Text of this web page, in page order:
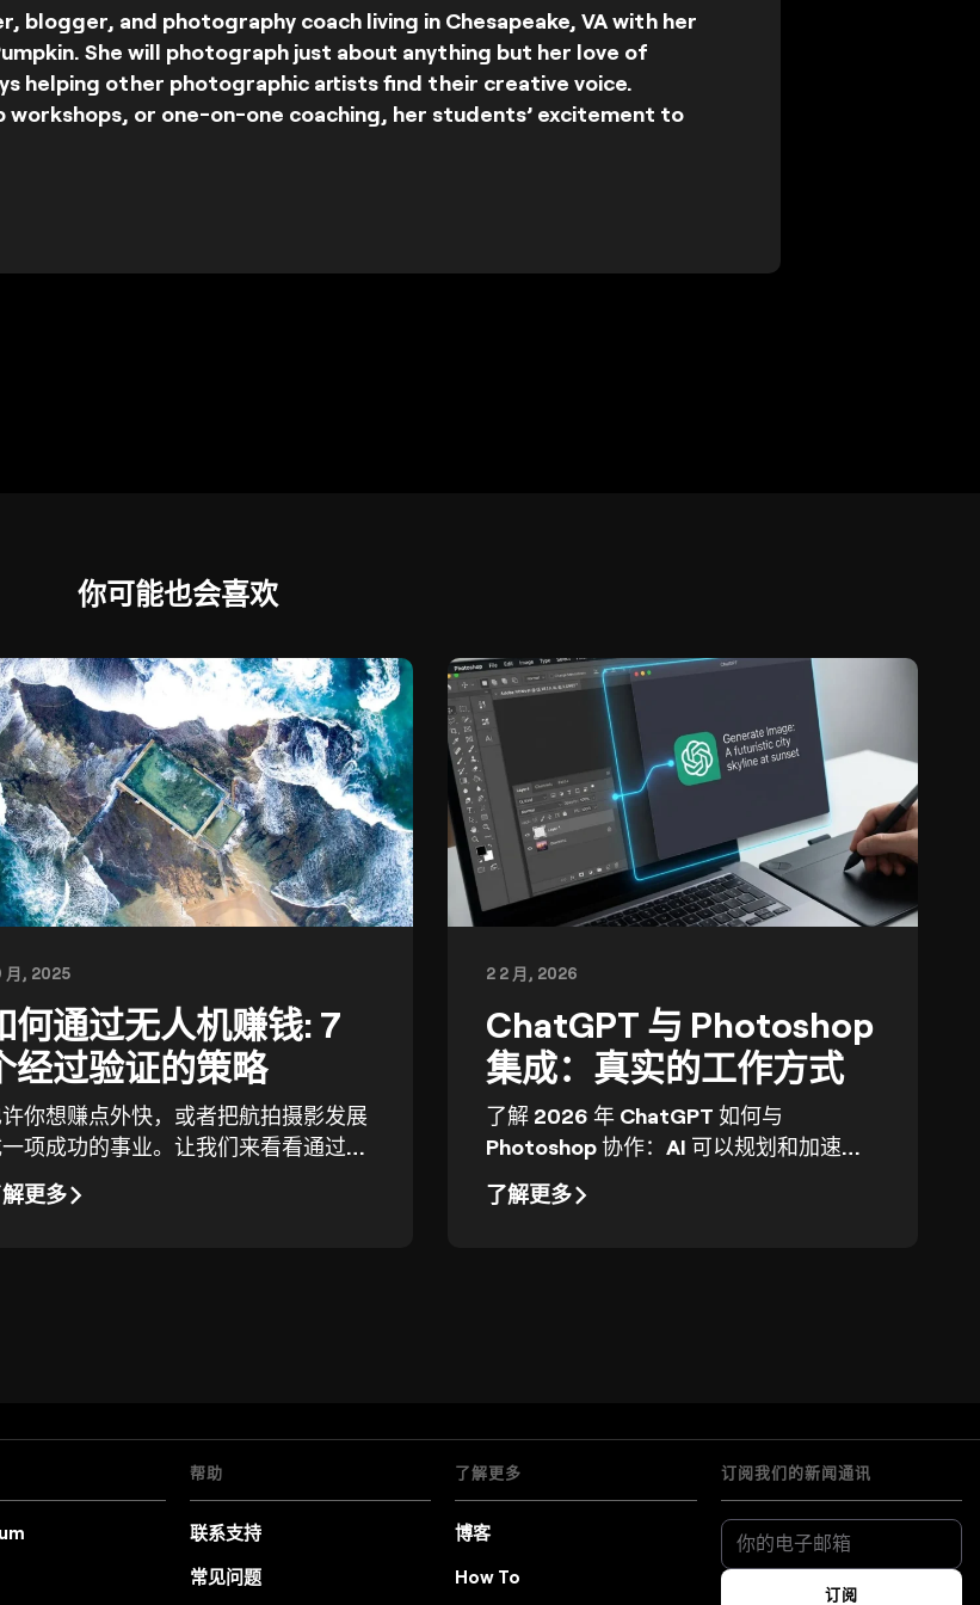
blogger, and photography coach living in Chesapeake, VA with her
She will photograph just about anything but her love of
helping other photographic artists find their creative voice.
or one-on-one coaching, her students’ excitement to
你可能也会喜欢
月, 2025
何通过无人机赚钱: 7
经过验证的策略
你想赚点外快，或者把航拍摄影发展
项成功的事业。让我们来看看通过无
机摄影赚钱的几种方式。
更多
2 2 月, 2026
ChatGPT 与 Photoshop
集成：真实的工作方式
了解 2026 年 ChatGPT 如何与
Photoshop 协作：AI 可以规划和加速哪
些流程，以及哪些仍需要通过图层和蒙版
手动编辑。
了解更多
帮助
联系支持
常见问题
了解更多
博客
How To
订阅我们的新闻通讯
订阅